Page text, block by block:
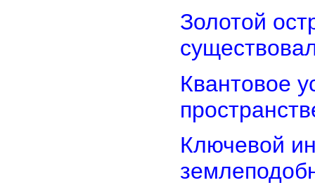
Золотой
Квантовое
Ключевой